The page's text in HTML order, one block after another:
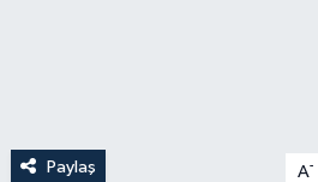
Paylaş A-